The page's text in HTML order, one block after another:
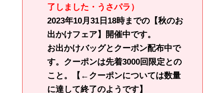
了しました・うさパラ）
2023年10月31日18時までの【秋のお
出かけフェア】開催中です。
お出かけバッグとクーポン配布中で
す。クーポンは先着3000回限定との
こと。【←クーポンについては数量
に達して終了のようです】